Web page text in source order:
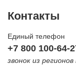
Контакты
Единый телефон
+7 800 100-64-
звонок из